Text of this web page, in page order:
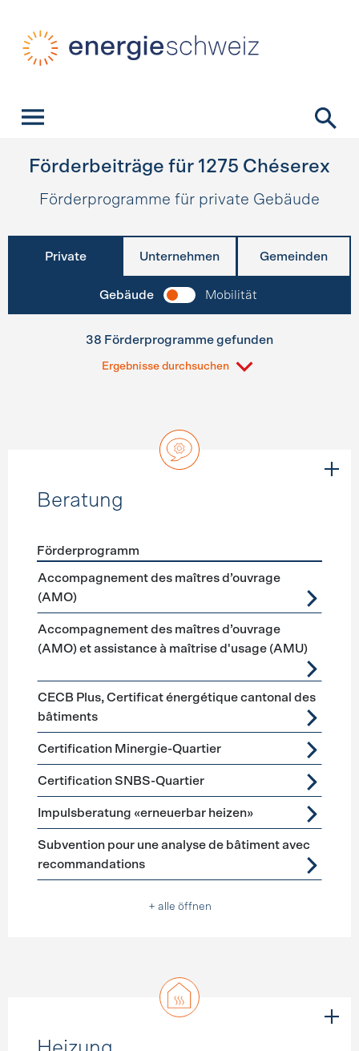
Förderbeiträge für 1275 Chéserex
Förderprogramme für private Gebäude
Private Unternehmen Gemeinden
Gebäude Mobilität
38 Förderprogramme gefunden
Ergebnisse durchsuchen
Beratung
Förderprogramme Beratung
Förderprogramm
Accompagnement des maîtres d’ouvrage
(AMO)
Accompagnement des maîtres d’ouvrage
(AMO) et assistance à maîtrise d'usage (AMU)
CECB Plus, Certificat énergétique cantonal des
bâtiments
Certification Minergie-Quartier
Certification SNBS-Quartier
Impulsberatung «erneuerbar heizen»
Subvention pour une analyse de bâtiment avec
recommandations
+ alle öffnen